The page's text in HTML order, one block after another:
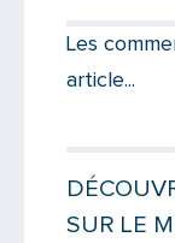
Les
article...
SUR LE